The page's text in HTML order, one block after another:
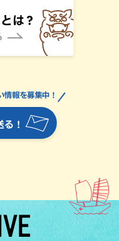
る！
報を募集中！